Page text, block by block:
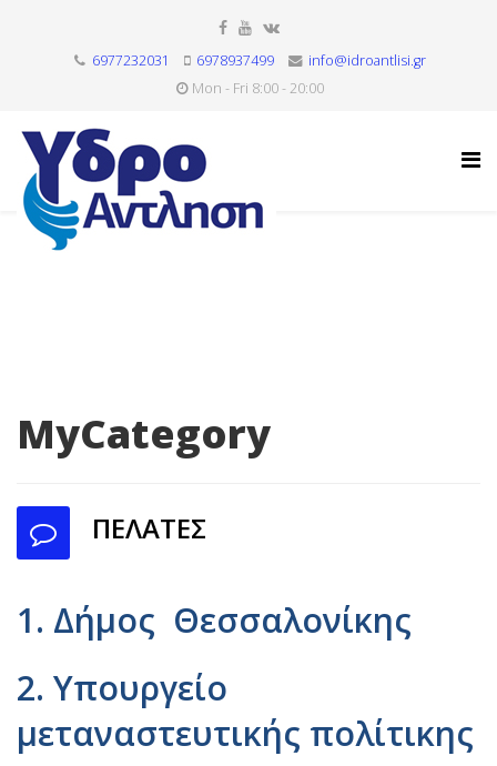
6977232031 6978937499
info@idroantlisi.gr
Mon - Fri 8:00 - 20:00
MyCategory
ΠΕΛΑΤΕΣ
1. Δήμος Θεσσαλονίκης
2. Υπουργείο
μεταναστευτικής πολίτικης